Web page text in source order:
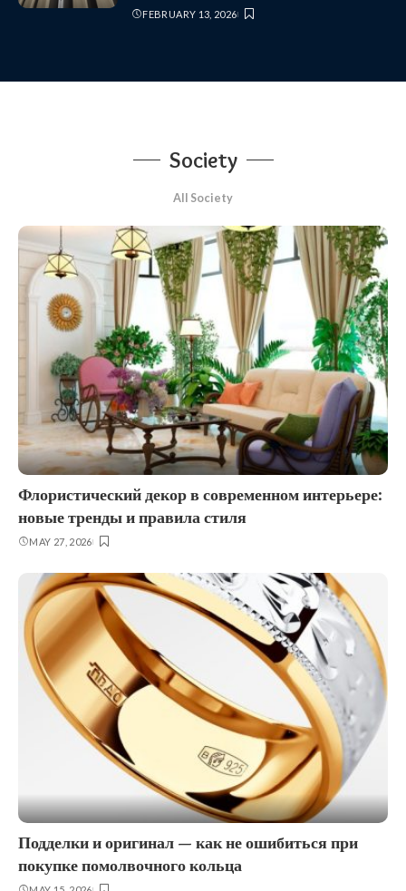
FEBRUARY 13, 2026
Society
All Society
Флористический декор в современном интерьере:
новые тренды и правила стиля
MAY 27, 2026
Подделки и оригинал — как не ошибиться при
покупке помолвочного кольца